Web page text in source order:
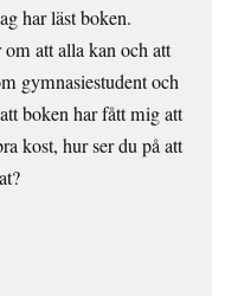
har läst boken.
att alla kan och att
gymnasiestudent och
boken har fått mig att
kost, hur ser du på att